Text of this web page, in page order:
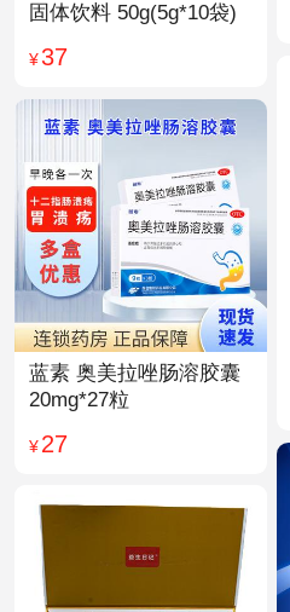
固体饮料 50g(5g*10袋)
¥37
蓝素 奥美拉唑肠溶胶囊
20mg*27粒
¥27